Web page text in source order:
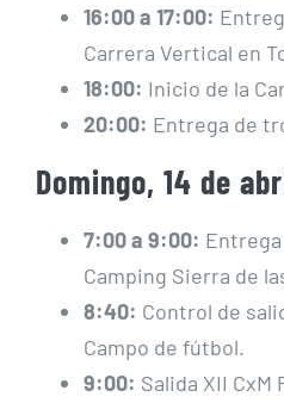
16:00 a 17:00:
Carrera Vertical en
18:00: Inicio de la
20:00: Entrega de
Domingo, 14 de
7:00 a 9:00:
Camping Sierra de
8:40: Control de
Campo de fútbol.
9:00: Salida XII CxM